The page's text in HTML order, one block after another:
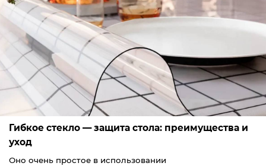
Гибкое стекло — защита стола: преимущества и
уход
Оно очень простое в использовании